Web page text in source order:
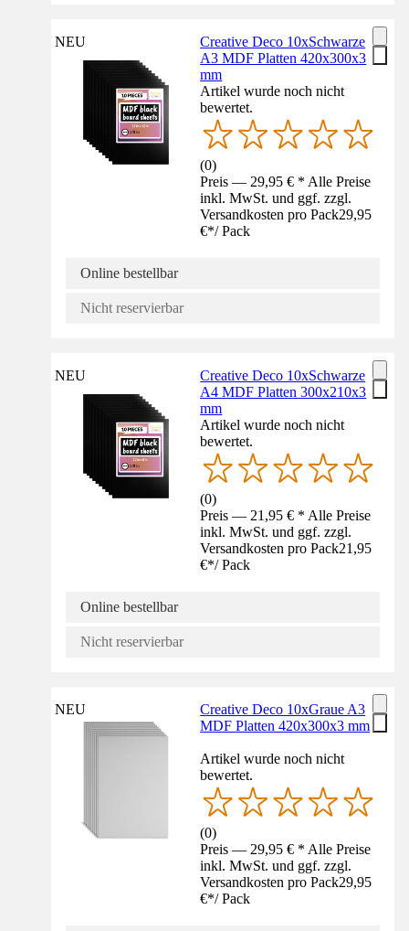
NEU
Creative Deco 10xSchwarze
A3 MDF Platten 420x300x3
mm
Artikel wurde noch nicht
bewertet.
(0)
Preis — 29,95 € * Alle Preise
inkl. MwSt. und ggf. zzgl.
Versandkosten pro Pack29,95
€*/ Pack
Online bestellbar
Nicht reservierbar
NEU
Creative Deco 10xSchwarze
A4 MDF Platten 300x210x3
mm
Artikel wurde noch nicht
bewertet.
(0)
Preis — 21,95 € * Alle Preise
inkl. MwSt. und ggf. zzgl.
Versandkosten pro Pack21,95
€*/ Pack
Online bestellbar
Nicht reservierbar
NEU
Creative Deco 10xGraue A3
MDF Platten 420x300x3 mm
Artikel wurde noch nicht
bewertet.
(0)
Preis — 29,95 € * Alle Preise
inkl. MwSt. und ggf. zzgl.
Versandkosten pro Pack29,95
€*/ Pack